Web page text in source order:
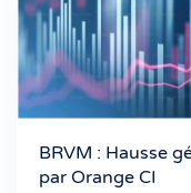
BRVM : Hausse
par Orange CI